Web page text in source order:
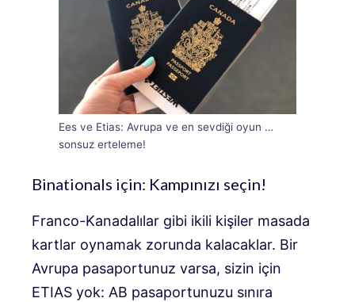
Ees ve Etias: Avrupa ve en sevdiği oyun …
sonsuz erteleme!
Binationals için: Kampınızı seçin!
Franco-Kanadalılar gibi ikili kişiler masada
kartlar oynamak zorunda kalacaklar. Bir
Avrupa pasaportunuz varsa, sizin için
ETIAS yok: AB pasaportunuzu sınıra